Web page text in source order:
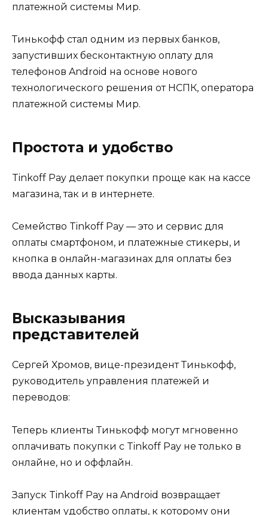
платежной системы Мир.
Тинькофф стал одним из первых банков,
запустивших бесконтактную оплату для
телефонов Android на основе нового
технологического решения от НСПК, оператора
платежной системы Мир.
Простота и удобство
Tinkoff Pay делает покупки проще как на кассе
магазина, так и в интернете.
Семейство Tinkoff Pay — это и сервис для
оплаты смартфоном, и платежные стикеры, и
кнопка в онлайн-магазинах для оплаты без
ввода данных карты.
Высказывания
представителей
Сергей Хромов, вице-президент Тинькофф,
руководитель управления платежей и
переводов:
Теперь клиенты Тинькофф могут мгновенно
оплачивать покупки с Tinkoff Pay не только в
онлайне, но и оффлайн.
Запуск Tinkoff Pay на Android возвращает
клиентам удобство оплаты, к которому они